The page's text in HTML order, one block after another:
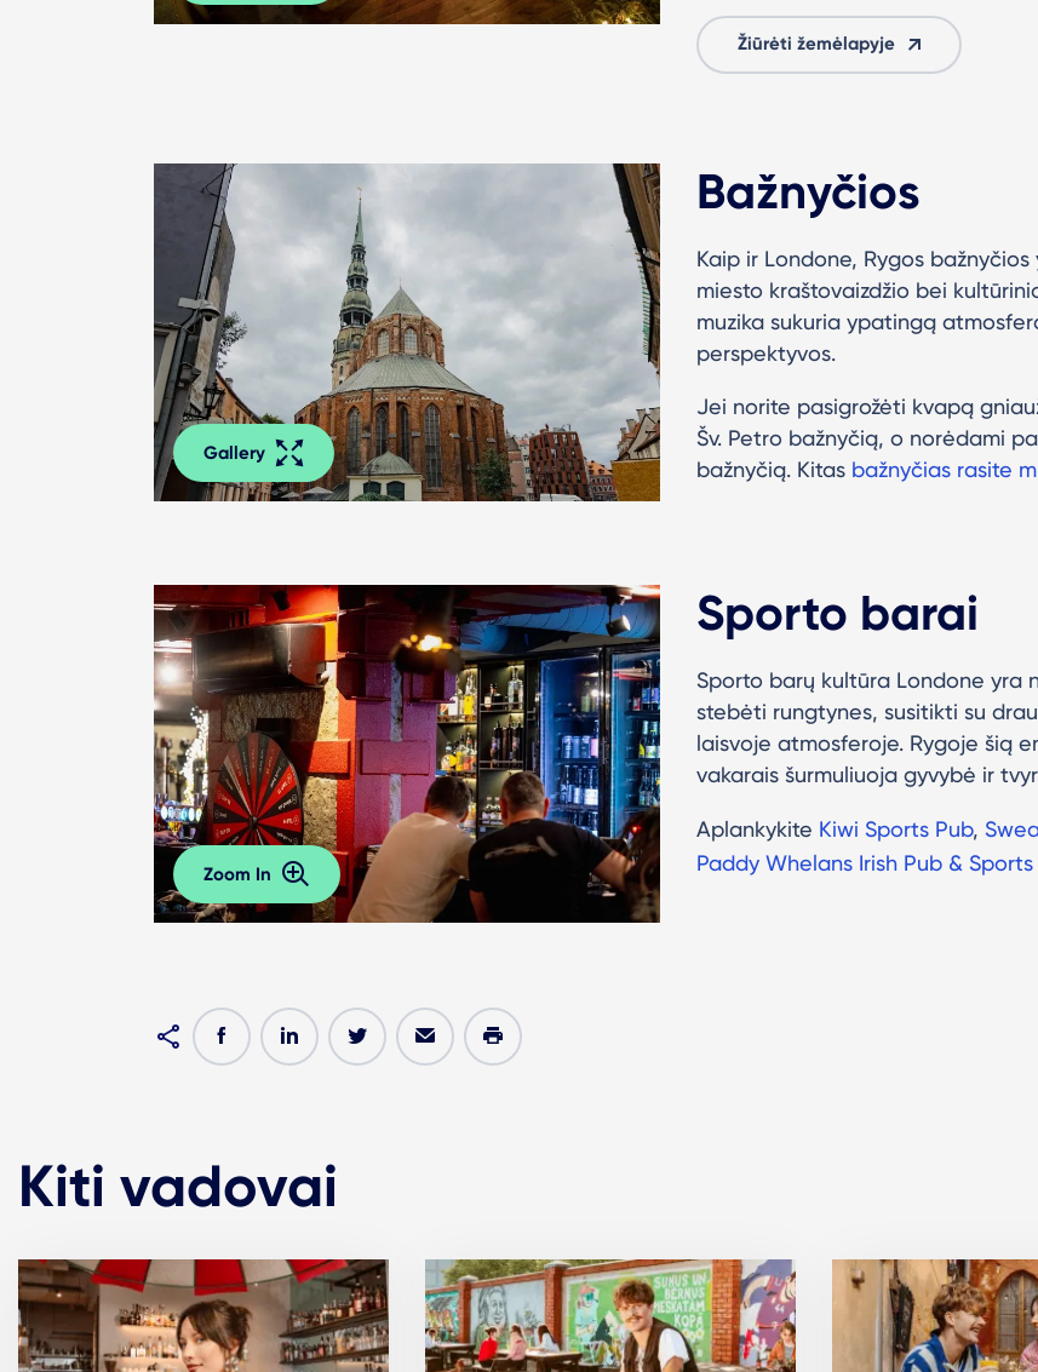
Žiūrėti žemėlapyje
Gallery
Bažnyčios
Kaip ir Londone, Rygos
miesto kraštovaizdžio bei
muzika sukuria ypatingą
perspektyvos.
Jei norite pasigrožėti kvapą
Šv. Petro bažnyčią, o norėdami
bažnyčią. Kitas bažnyčias rasite
Zoom In
Sporto barai
Sporto barų kultūra Londone yra
stebėti rungtynes, susitikti su
laisvoje atmosferoje. Rygoje šią
vakarais šurmuliuoja gyvybė ir
Aplankykite Kiwi Sports Pub,
Paddy Whelans Irish Pub & Sports
Kiti vadovai